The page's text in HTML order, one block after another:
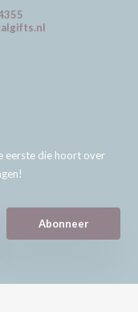
eerste die hoort over
Abonneer